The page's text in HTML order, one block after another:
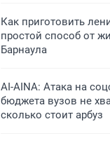
Как приготовить
простой способ от
Барнаула
AI-AINA: Атака на
бюджета вузов не
сколько стоит арбуз